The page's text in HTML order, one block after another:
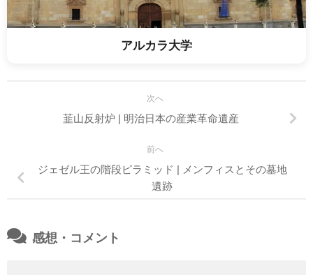
アルカラ大学
次へ
韮山反射炉 | 明治日本の産業革命遺産
前へ
ジェゼル王の階段ピラミッド | メンフィスとその墓地
遺跡
感想・コメント